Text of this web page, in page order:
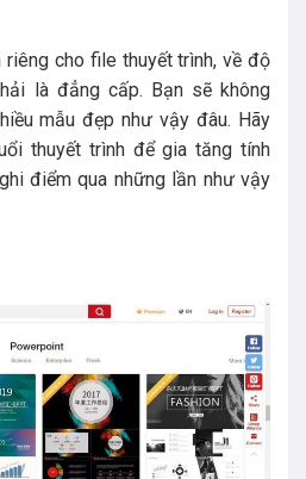
riêng cho file thuyết trình, về độ
là đẳng cấp. Bạn sẽ không
mẫu đẹp như vậy đâu. Hãy
thuyết trình để gia tăng tính
điểm qua những lần như vậy